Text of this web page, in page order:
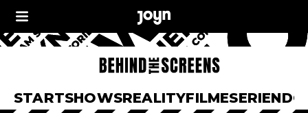
STARTSHOWSREALITYFILMESERIEN